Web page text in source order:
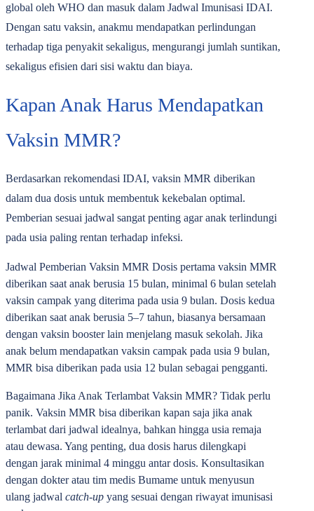
global oleh WHO dan masuk dalam Jadwal Imunisasi IDAI.
Dengan satu vaksin, anakmu mendapatkan perlindungan
terhadap tiga penyakit sekaligus, mengurangi jumlah suntikan,
sekaligus efisien dari sisi waktu dan biaya.
Kapan Anak Harus Mendapatkan
Vaksin MMR?
Berdasarkan rekomendasi IDAI, vaksin MMR diberikan
dalam dua dosis untuk membentuk kekebalan optimal.
Pemberian sesuai jadwal sangat penting agar anak terlindungi
pada usia paling rentan terhadap infeksi.
Jadwal Pemberian Vaksin MMR Dosis pertama vaksin MMR
diberikan saat anak berusia 15 bulan, minimal 6 bulan setelah
vaksin campak yang diterima pada usia 9 bulan. Dosis kedua
diberikan saat anak berusia 5–7 tahun, biasanya bersamaan
dengan vaksin booster lain menjelang masuk sekolah. Jika
anak belum mendapatkan vaksin campak pada usia 9 bulan,
MMR bisa diberikan pada usia 12 bulan sebagai pengganti.
Bagaimana Jika Anak Terlambat Vaksin MMR? Tidak perlu
panik. Vaksin MMR bisa diberikan kapan saja jika anak
terlambat dari jadwal idealnya, bahkan hingga usia remaja
atau dewasa. Yang penting, dua dosis harus dilengkapi
dengan jarak minimal 4 minggu antar dosis. Konsultasikan
dengan dokter atau tim medis Bumame untuk menyusun
ulang jadwal catch-up yang sesuai dengan riwayat imunisasi